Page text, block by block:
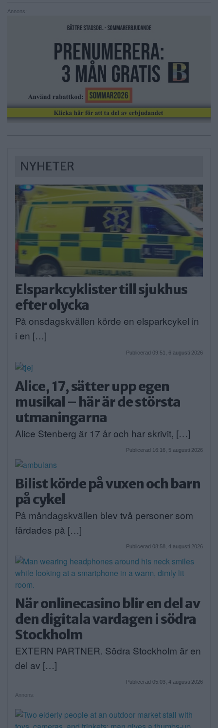
Annons:
NYHETER
Elsparkcyklister till sjukhus
efter olycka
På onsdagskvällen körde en elsparkcykel in
i en […]
Publicerad 09:51, 6 augusti 2026
Alice, 17, sätter upp egen
musikal – här är de största
utmaningarna
Alice Stenberg är 17 år och har skrivit, […]
Publicerad 16:16, 5 augusti 2026
Bilist körde på vuxen och barn
på cykel
På måndagskvällen blev två personer som
färdades på […]
Publicerad 08:58, 4 augusti 2026
När onlinecasino blir en del av
den digitala vardagen i södra
Stockholm
EXTERN PARTNER. Södra Stockholm är en
del av […]
Publicerad 05:03, 4 augusti 2026
Annons: